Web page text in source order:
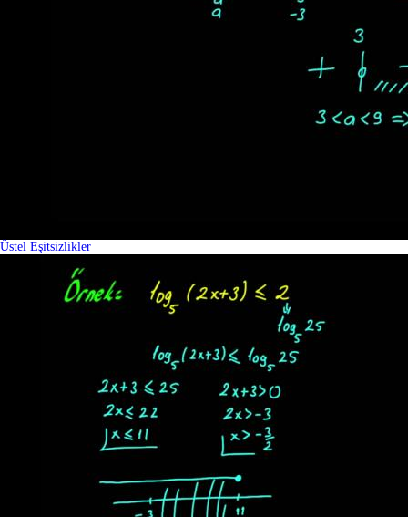
Üstel Eşitsizlikler